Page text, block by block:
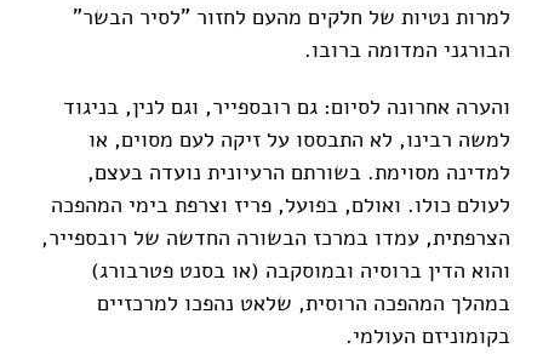
למרות נטיות של חלקים מהעם לחזור "לסיר הבשר"
הבורגני המדומה ברובו.
והערה אחרונה לסיום: גם רובספייר, וגם לנין, בניגוד
למשה רבינו, לא התבססו על זיקה לעם מסוים, או
למדינה מסוימת. בשורתם הרעיונית נועדה בעצם,
לעולם כולו. ואולם, בפועל, פריז וצרפת בימי המהפכה
הצרפתית, עמדו במרכז הבשורה החדשה של רובספייר,
והוא הדין ברוסיה ובמוסקבה (או בסנט פטרבורג)
במהלך המהפכה הרוסית, שלאט נהפכו למרכזיים
בקומוניזם העולמי.